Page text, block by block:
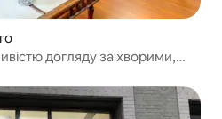
догляду за хворими,